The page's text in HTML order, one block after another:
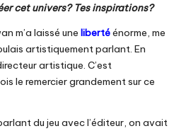
cet univers? Tes inspirations?
m’a laissé une libertéénorme, me
artistiquement parlant. En
artistique. C’est
le remercier grandement sur ce
du jeu avec l’éditeur, on avait